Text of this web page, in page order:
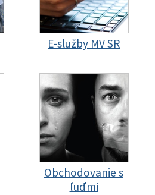
E-služby MV SR
Obchodovanie s
ľuďmi